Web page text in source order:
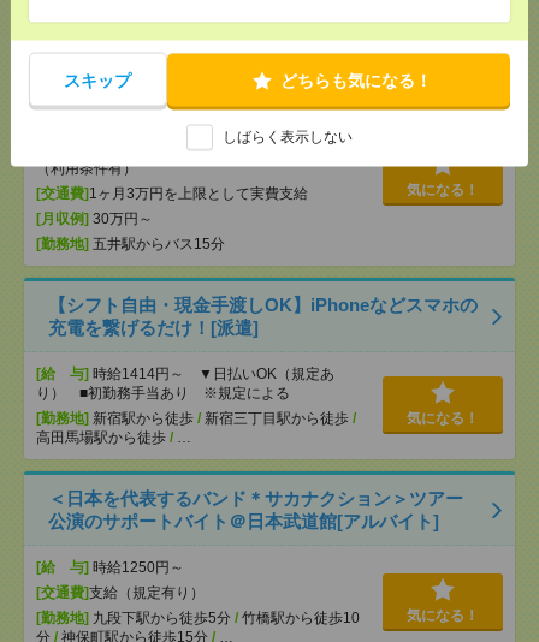
スキップ どちらも気になる！
しばらく表示しない
時給2500円！17時まで＊残業ほぼなし▼車通勤OK＊
五井で一般事務[派遣]
[給 与]時給2500円 月収例 35万円 時給2500円×
実働7h×週5日×4週+残業3h ※月収例を保証するも
のではありません。※給与即受取りサービス利用可
（利用条件有）
[交通費] 1ヶ月3万円を上限として実費支給
[月収例] 30万円～
[勤務地] 五井駅からバス15分
気になる！
【シフト自由・現金手渡しOK】iPhoneなどスマホの
充電を繋げるだけ！[派遣]
[給 与] 時給1414円～ ▼日払いOK（規定あ
り） ■初勤務手当あり ※規定による
[勤務地] 新宿駅から徒歩 / 新宿三丁目駅から徒歩 /
高田馬場駅から徒歩 / …
気になる！
＜日本を代表するバンド＊サカナクション＞ツアー
公演のサポートバイト＠日本武道館[アルバイト]
[給 与] 時給1250円～
[交通費]支給（規定有り）
[勤務地] 九段下駅から徒歩5分 / 竹橋駅から徒歩10
分 / 神保町駅から徒歩15分 / …
気になる！